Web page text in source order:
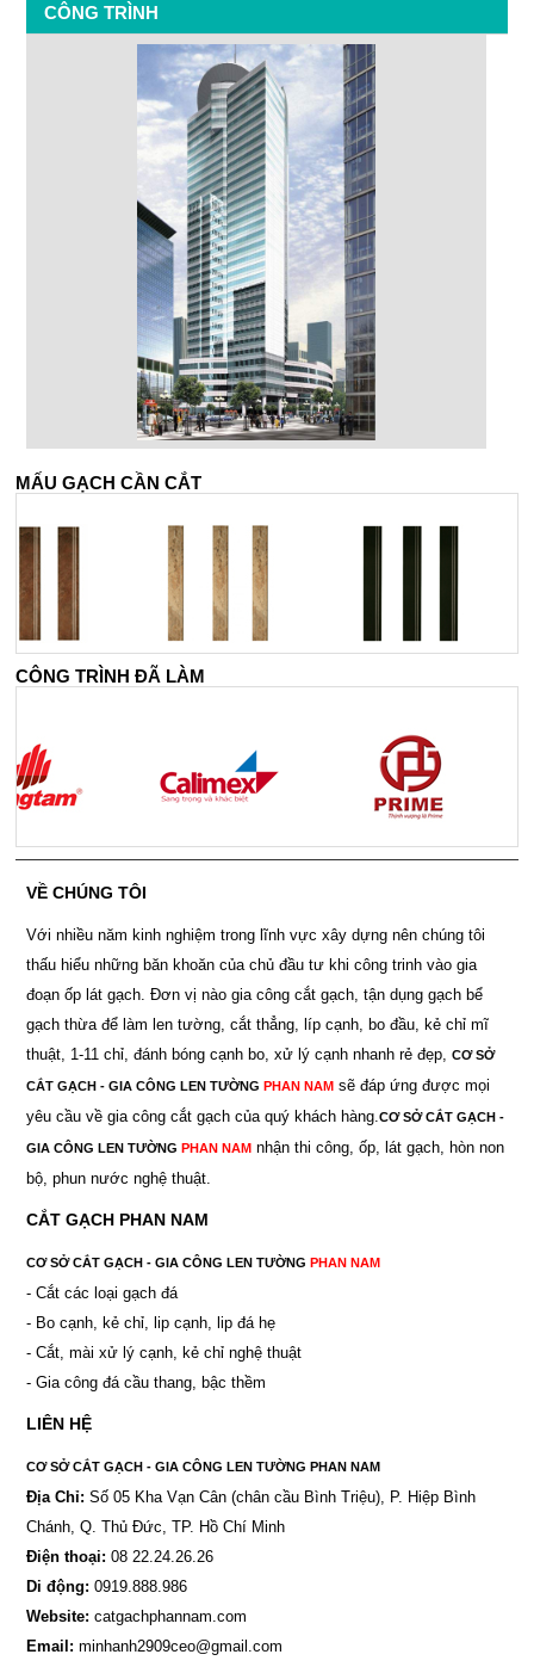
CÔNG TRÌNH
MẤU GẠCH CẦN CẮT
CÔNG TRÌNH ĐÃ LÀM
VỀ CHÚNG TÔI
Với nhiều năm kinh nghiệm trong lĩnh vực xây dựng nên chúng tôi
thấu hiểu những băn khoăn của chủ đầu tư khi công trinh vào gia
đoạn ốp lát gạch. Đơn vị nào gia công cắt gạch, tận dụng gạch bể
gạch thừa để làm len tường, cắt thẳng, líp cạnh, bo đầu, kẻ chỉ mĩ
thuật, 1-11 chỉ, đánh bóng cạnh bo, xử lý cạnh nhanh rẻ đẹp,
CƠ SỞ
CẮT GẠCH - GIA CÔNG LEN TƯỜNG PHAN NAMsẽ đáp ứng được mọi
yêu cầu về gia công cắt gạch của quý khách hàng. CƠ SỞ CẮT GẠCH -
GIA CÔNG LEN TƯỜNG PHAN NAMnhận thi công, ốp, lát gạch, hòn non
bộ, phun nước nghệ thuật.
CẮT GẠCH PHAN NAM
CƠ SỞ CẮT GẠCH - GIA CÔNG LEN TƯỜNG PHAN NAM
- Cắt các loại gạch đá
- Bo cạnh, kẻ chỉ, lip cạnh, lip đá hẹ
- Cắt, mài xử lý cạnh, kẻ chỉ nghệ thuật
- Gia công đá cầu thang, bậc thềm
LIÊN HỆ
CƠ SỞ CẮT GẠCH - GIA CÔNG LEN TƯỜNG PHAN NAM
Địa Chỉ: Số 05 Kha Vạn Cân (chân cầu Bình Triệu), P. Hiệp Bình
Chánh, Q. Thủ Đức, TP. Hồ Chí Minh
Điện thoại: 08 22.24.26.26
Di động: 0919.888.986
Website: catgachphannam.com
Email: minhanh2909ceo@gmail.com